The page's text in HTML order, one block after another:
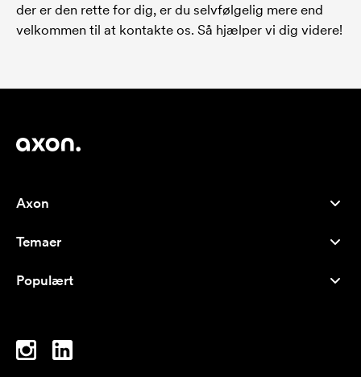
der er den rette for dig, er du selvfølgelig mere end
velkommen til at kontakte os. Så hjælper vi dig videre!
Axon
Om os
Careers
Temaer
Populære produkter
Inspiration
Populært
Notesbøger